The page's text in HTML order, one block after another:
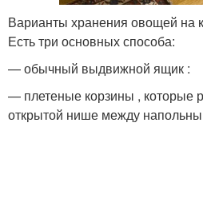
Варианты хранения овощей на
Есть три основных способа:
— обычный выдвижной ящик :
— плетеные корзины , которые
открытой нише между